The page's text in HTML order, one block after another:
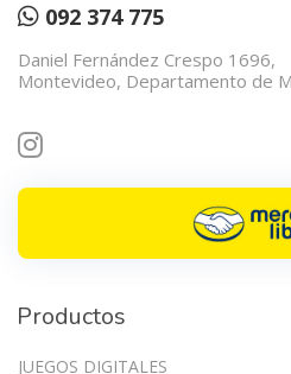
092 374 775
Daniel Fernández Crespo 1696,
Montevideo, Departamento de
Productos
JUEGOS DIGITALES